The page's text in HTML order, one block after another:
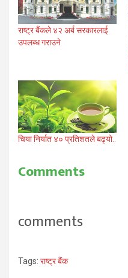
राष्ट्र बैंकले ४२ अर्ब सरकारलाई
उपलब्ध गराउने
चिया निर्यात ४० प्रतिशतले बढ्यो..
Comments
comments
Tags: राष्ट्र बैंक